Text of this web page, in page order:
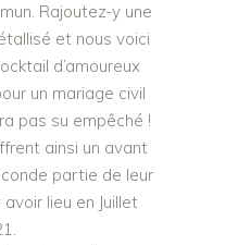
Rajoutez-y une
et nous voici
d’amoureux
un mariage civil
pas su empêché !
ainsi un avant
partie de leur
lieu en Juillet